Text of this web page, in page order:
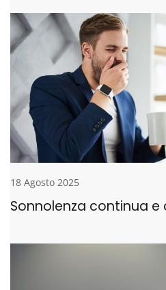
18 Agosto 2025
Sonnolenza continua